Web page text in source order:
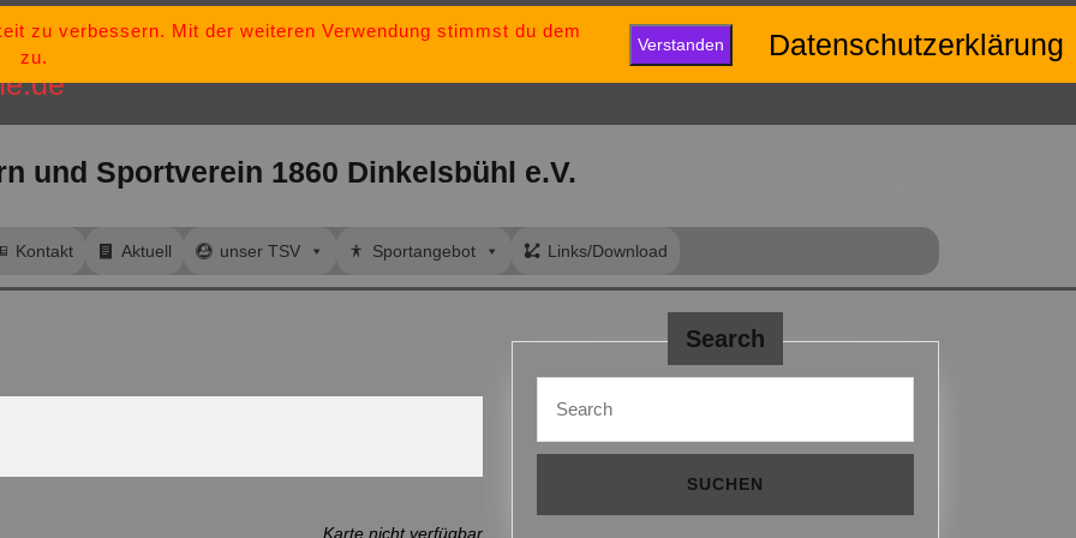
dinkelsbuehl@t-
„Bleib stark, bleib positiv und gib niemals auf.“
und Sportverein 1860 Dinkelsbühl e.V.
Kontakt Aktuell unser TSV Sportangebot Links/Download
Karte nicht verfügbar
Search
for:
zu verbessern. Mit der weiteren Verwendung stimmst du dem
zu.
Verstanden Datenschutzerklärung